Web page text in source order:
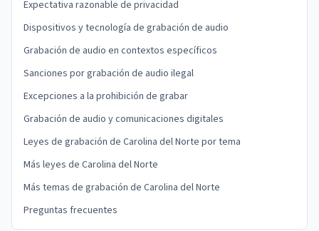
Expectativa razonable de privacidad
Dispositivos y tecnología de grabación de audio
Grabación de audio en contextos específicos
Sanciones por grabación de audio ilegal
Excepciones a la prohibición de grabar
Grabación de audio y comunicaciones digitales
Leyes de grabación de Carolina del Norte por tema
Más leyes de Carolina del Norte
Más temas de grabación de Carolina del Norte
Preguntas frecuentes